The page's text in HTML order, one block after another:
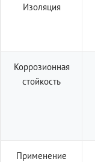
Изоляция
Коррозионная
стойкость
Применение